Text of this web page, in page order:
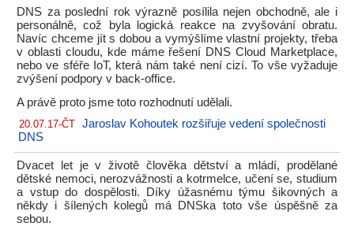
DNS za poslední rok výrazně posílila nejen obchodně, ale i
personálně, což byla logická reakce na zvyšování obratu.
Navíc chceme jít s dobou a vymýšlíme vlastní projekty, třeba
v oblasti cloudu, kde máme řešení DNS Cloud Marketplace,
nebo ve sféře IoT, která nám také není cizí. To vše vyžaduje
zvýšení podpory v back-office.
A právě proto jsme toto rozhodnutí udělali.
20.07.17-ČT Jaroslav Kohoutek rozšiřuje vedení společnosti
DNS
Dvacet let je v životě člověka dětství a mládí, prodělané
dětské nemoci, nerozvážnosti a kotrmelce, učení se, studium
a vstup do dospělosti. Díky úžasnému týmu šikovných a
někdy i šílených kolegů má DNSka toto vše úspěšně za
sebou.